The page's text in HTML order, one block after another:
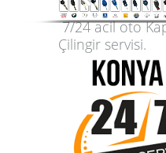
7/24 acil oto
Çilingir servisi.